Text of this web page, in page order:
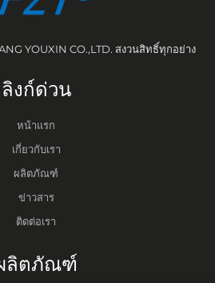
YOUXIN CO.,LTD. สงวนสิทธิ์ทุกอย่าง
ลิงก์ด่วน
หน้าแรก
เกี่ยวกับเรา
ผลิตภัณฑ์
ข่าวสาร
ติดต่อเรา
ลิตภัณฑ์